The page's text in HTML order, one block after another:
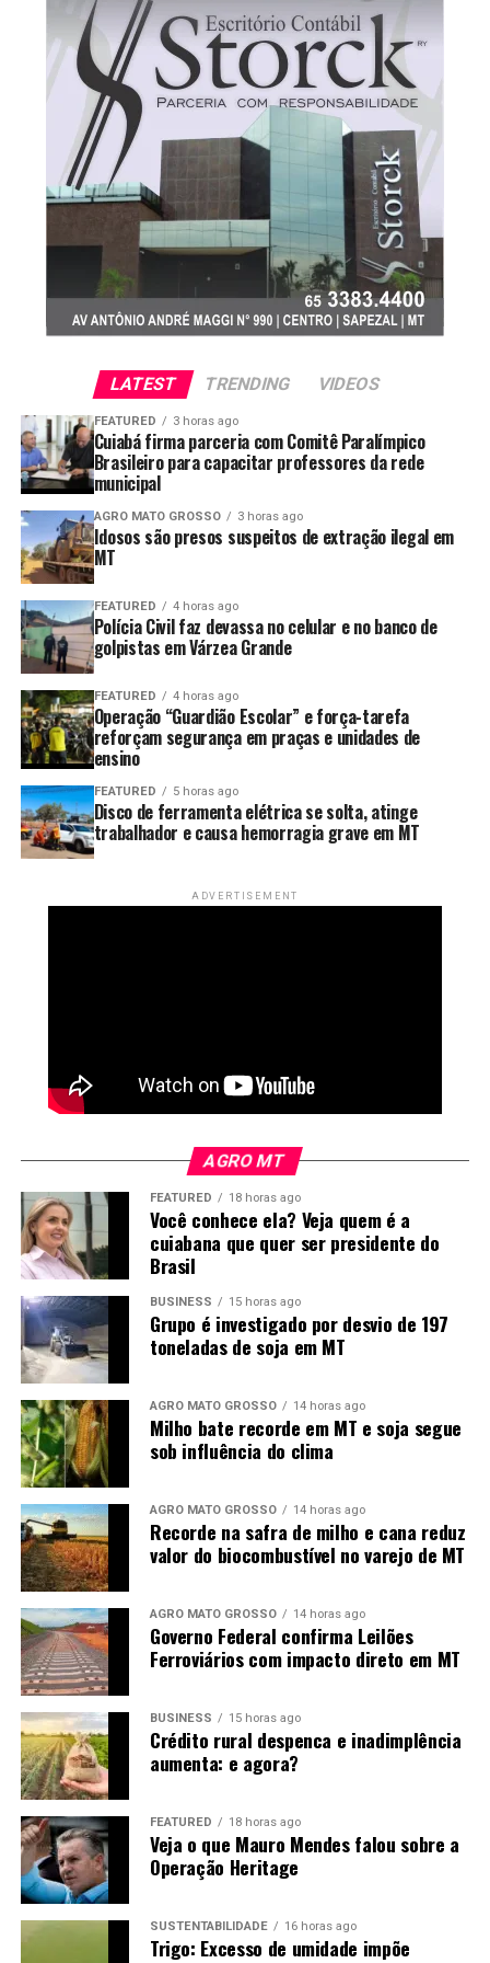
No fechamento de julho, o valor cobrado pelas
indústrias recuou 1,60%, fechando a R$ 2,58 por litro. O
repasse foi sentido diretamente nos postos
revendedores do estado, onde a média semanal baixou
para R$ 3,74 por litro.
O panorama econômico da bioenergia no estado
apresenta os seguintes destaques:
Vantagem no varejo:Com média de R$ 3,74/l, os
postos mato-grossenses perdem em preço baixo
apenas para São Paulo (R$ 3,70/l).
representa um recuo de 5,79% em relação ao
mesmo período de 2025, quando o litro custava R$
3,97.
Volume de produção:O estado mantém o
segundo lugar no ranking de fabricação de
combustível limpo no país, ficando atrás apenas do
mercado paulista.
Adoção da gasolina E32 e
cronograma de adequação
A queda nos preços coincide com o início da vigência da
nova mistura obrigatória de 32% de etanol anidro na
gasolina comum (E32), determinada pelo CNPE por um
prazo de 180 dias. A ANP garante que a mudança não
altera a octanagem nem traz impactos ao desempenho
dos veículos.
Para permitir a queima de estoques antigos sem punição
imediata aos revendedores, foi fixado um cronograma de
transição no Centro-Oeste: 15 dias para distribuidoras e
LATEST TRENDING VIDEOS
FEATURED 3 horas ago
Cuiabá firma parceria com Comitê Paralímpico
Brasileiro para capacitar professores da rede
municipal
AGRO MATO GROSSO 3 horas ago
Idosos são presos suspeitos de extração ilegal em
MT
FEATURED 4 horas ago
Polícia Civil faz devassa no celular e no banco de
golpistas em Várzea Grande
FEATURED 4 horas ago
Operação “Guardião Escolar” e força-tarefa
reforçam segurança em praças e unidades de
ensino
FEATURED 5 horas ago
Disco de ferramenta elétrica se solta, atinge
trabalhador e causa hemorragia grave em MT
ADVERTISEMENT
AGRO MT
FEATURED 18 horas ago
Você conhece ela? Veja quem é a
cuiabana que quer ser presidente do
Brasil
BUSINESS 15 horas ago
Grupo é investigado por desvio de 197
toneladas de soja em MT
AGRO MATO GROSSO 14 horas ago
Milho bate recorde em MT e soja segue
sob influência do clima
AGRO MATO GROSSO 14 horas ago
Recorde na safra de milho e cana reduz
valor do biocombustível no varejo de MT
AGRO MATO GROSSO 14 horas ago
Governo Federal confirma Leilões
Ferroviários com impacto direto em MT
BUSINESS 15 horas ago
Crédito rural despenca e inadimplência
aumenta: e agora?
FEATURED 18 horas ago
Veja o que Mauro Mendes falou sobre a
Operação Heritage
SUSTENTABILIDADE 16 horas ago
Trigo: Excesso de umidade impõe